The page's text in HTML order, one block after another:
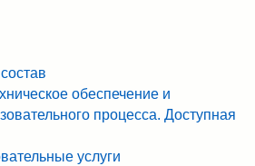
обеспечение и
процесса. Доступная
услуги